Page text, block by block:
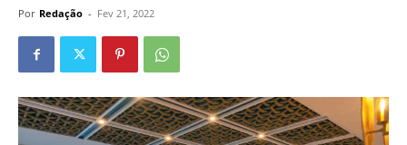
Por Redação - Fev 21, 2022